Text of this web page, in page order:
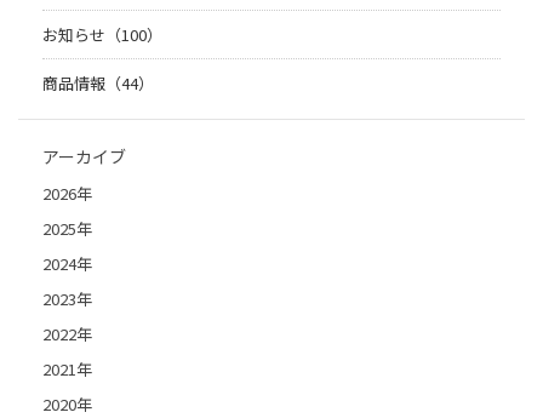
お知らせ（100）
商品情報（44）
アーカイブ
2026年
2025年
2024年
2023年
2022年
2021年
2020年